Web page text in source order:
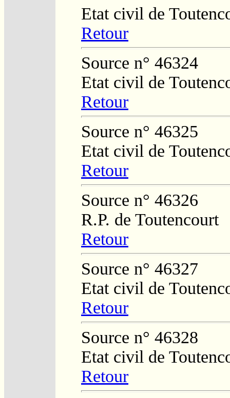
Etat civil de
Retour
Source n° 46324
Etat civil de
Retour
Source n° 46325
Etat civil de
Retour
Source n° 46326
R.P. de Toutencourt
Retour
Source n° 46327
Etat civil de
Retour
Source n° 46328
Etat civil de
Retour